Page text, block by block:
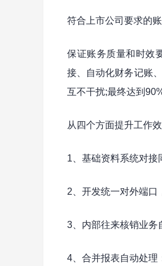
符合上市公司要求的
保证账务质量和时效
接、自动化财务记账
互不干扰;最终达到
从四个方面提升工作效
1、基础资料系统对接
2、开发统一对外端口
3、内部往来核销业务
4、合并报表自动处理